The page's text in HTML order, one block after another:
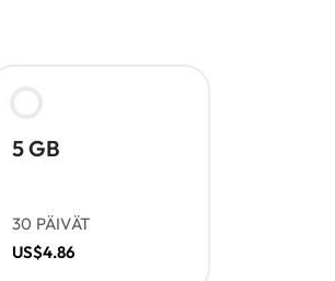
5 GB
30 PÄIVÄT
US$4.86